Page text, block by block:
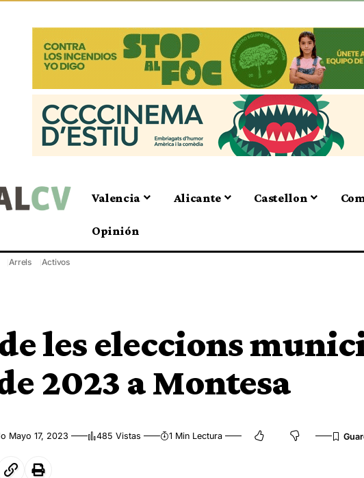
Valencia Alicante Castellon
Opinión
Arrels Activos
les eleccions
2023 a Montesa
Mayo 17, 2023 485 Vistas 1 Min Lectura